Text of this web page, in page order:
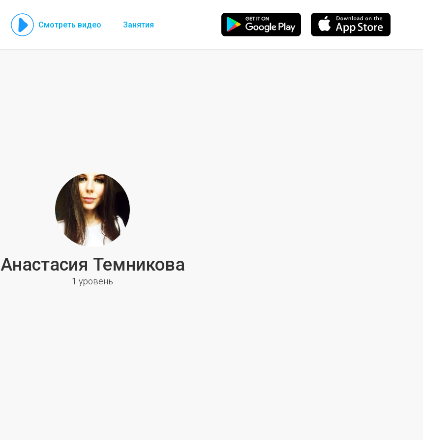
Смотреть видео Занятия
Анастасия Темникова
1 уровень